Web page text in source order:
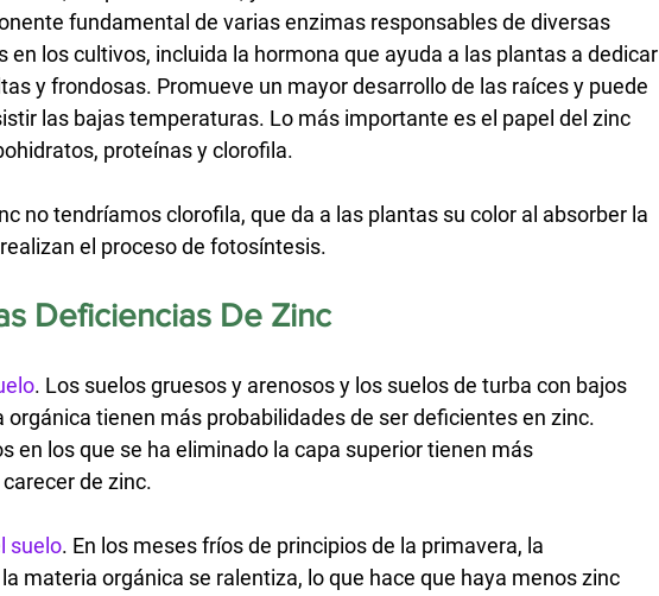
fundamental de varias enzimas responsables de diversas
en los cultivos, incluida la hormona que ayuda a las plantas a dedicar
y frondosas. Promueve un mayor desarrollo de las raíces y puede
las bajas temperaturas. Lo más importante es el papel del zinc
proteínas y clorofila.
no tendríamos clorofila, que da a las plantas su color al absorber la
el proceso de fotosíntesis.
Deficiencias De Zinc
. Los suelos gruesos y arenosos y los suelos de turba con bajos
orgánica tienen más probabilidades de ser deficientes en zinc.
en los que se ha eliminado la capa superior tienen más
de zinc.
suelo. En los meses fríos de principios de la primavera, la
materia orgánica se ralentiza, lo que hace que haya menos zinc